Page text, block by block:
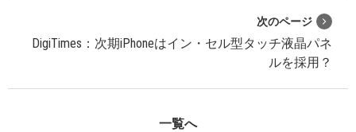
次のページ
DigiTimes：次期iPhoneはイン・セル型タッチ液晶パネ
ルを採用？
一覧へ